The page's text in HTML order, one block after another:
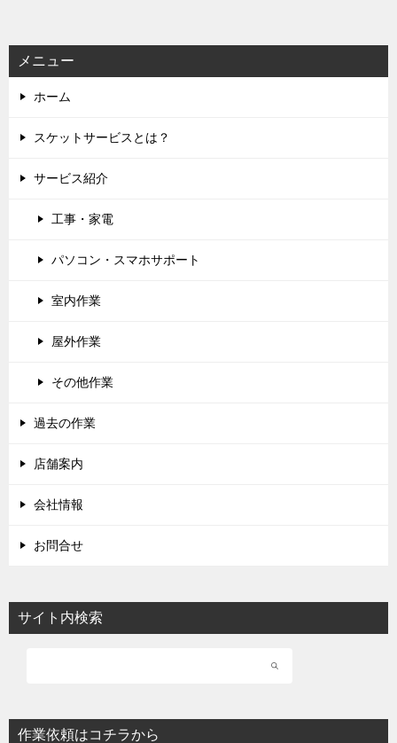
ンメニュー
ホーム
スケットサービスとは？
サービス紹介
工事・家電
パソコン・スマホサポート
室内作業
屋外作業
その他作業
過去の作業
店舗案内
会社情報
お問合せ
サイト内検索
作業依頼はコチラから